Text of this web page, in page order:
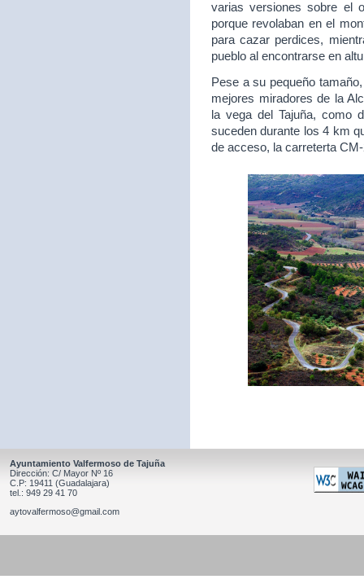
varias versiones sobre el
porque revolaban en el
para cazar perdices,
pueblo al encontrarse en
Pese a su pequeño
mejores miradores de la
la vega del Tajuña, como
suceden durante los 4 km
de acceso, la carreterta
Ayuntamiento Valfermoso de Tajuña
Dirección: C/ Mayor Nº 16
C.P: 19411 (Guadalajara)
tel.: 949 29 41 70
aytovalfermoso@gmail.com